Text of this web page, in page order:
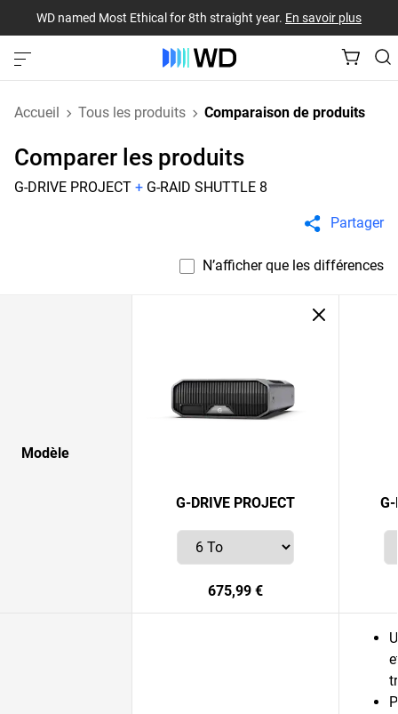
WD named Most Ethical for 8th straight year. En savoir plus
Accueil Tous les produits Comparaison de produits
Comparer les produits
G-DRIVE PROJECT + G-RAID SHUTTLE 8
Partager
N’afficher que les différences
Modèle
G-DRIVE PROJECT
675,99 €